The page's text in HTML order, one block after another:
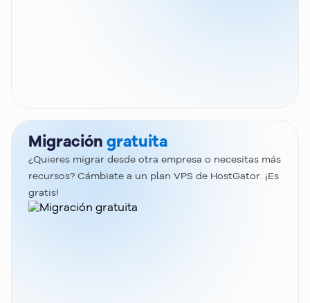
Migración gratuita
¿Quieres migrar desde otra empresa o necesitas más
recursos? Cámbiate a un plan VPS de HostGator. ¡Es
gratis!